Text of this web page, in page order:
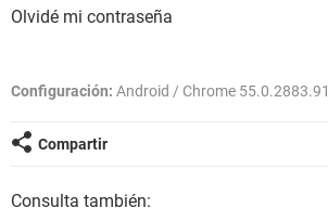
Olvidé mi contraseña
Configuración: Android / Chrome 55.0.2883.91
Compartir
Consulta también: